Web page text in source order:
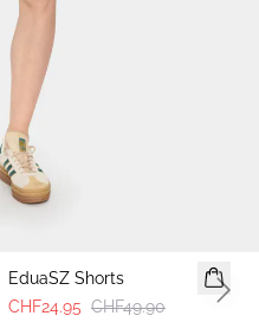
EduaSZ Shorts
CHF24.95 CHF49.90